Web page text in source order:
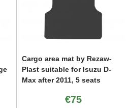
Cargo area mat by Rezaw-
Plast suitable for Isuzu D-
Max after 2011, 5 seats
€75